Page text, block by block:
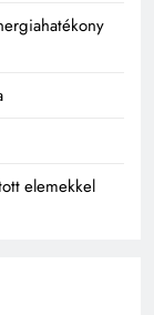
elemekkel